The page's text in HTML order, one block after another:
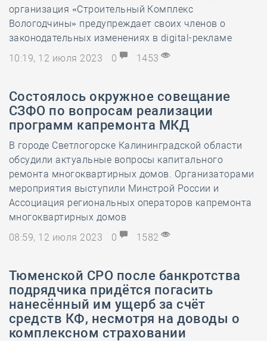
организация «Строительный Комплекс
Вологодчины» предупреждает своих членов о
законодательных изменениях в digital-рекламе
10:19, 12 июля 2023
0 1453
Состоялось окружное совещание
СЗФО по вопросам реализации
программ капремонта МКД
В городе Светлогорске Калининградской области
обсудили актуальные вопросы капитального
ремонта многоквартирных домов. Организаторами
мероприятия выступили Минстрой России и
Ассоциация региональных операторов капремонта
многоквартирных домов
08:59, 12 июля 2023
0 1582
Тюменской СРО после банкротства
подрядчика придётся погасить
нанесённый им ущерб за счёт
средств КФ, несмотря на доводы о
комплексном страховании